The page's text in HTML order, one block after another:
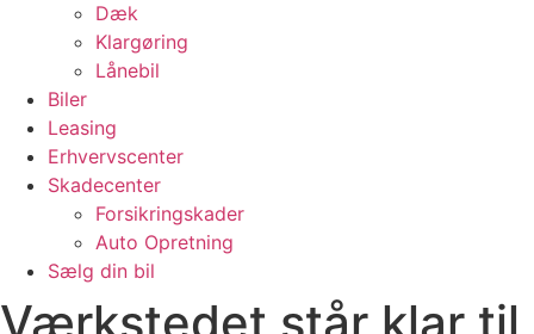
Dæk
Klargøring
Lånebil
Biler
Leasing
Erhvervscenter
Skadecenter
Forsikringskader
Auto Opretning
Sælg din bil